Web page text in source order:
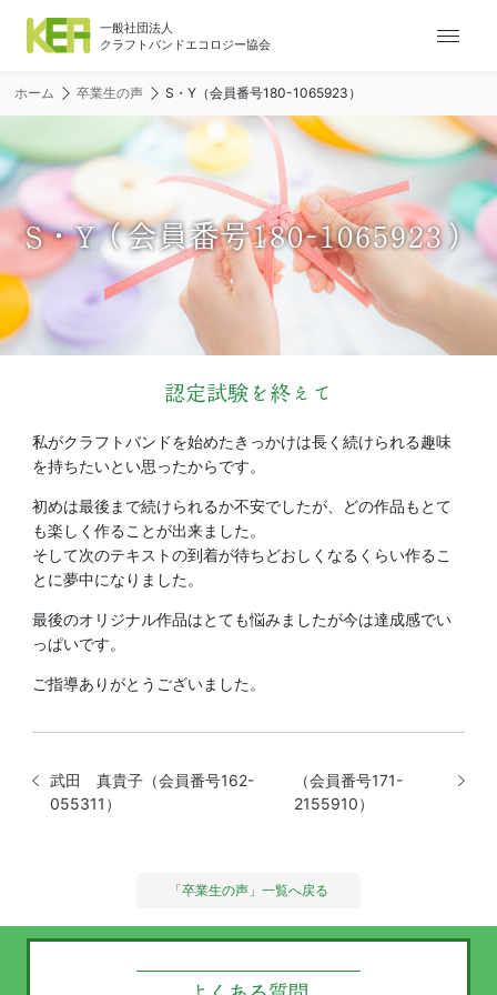
ナ
ー
シ
ョ
ン
メ
ニ
ュ
ー
ホーム 卒業生の声 S・Y（会員番号180-1065923）
S・Y（会員番号180-1065923）
認定試験を終えて
私がクラフトバンドを始めたきっかけは長く続けられる趣味
を持ちたいとい思ったからです。
初めは最後まで続けられるか不安でしたが、どの作品もとて
も楽しく作ることが出来ました。
そして次のテキストの到着が待ちどおしくなるくらい作るこ
とに夢中になりました。
最後のオリジナル作品はとても悩みましたが今は達成感でい
っぱいです。
ご指導ありがとうございました。
武田 真貴子（会員番号162-
055311）
（会員番号171-
2155910）
「卒業生の声」一覧へ戻る